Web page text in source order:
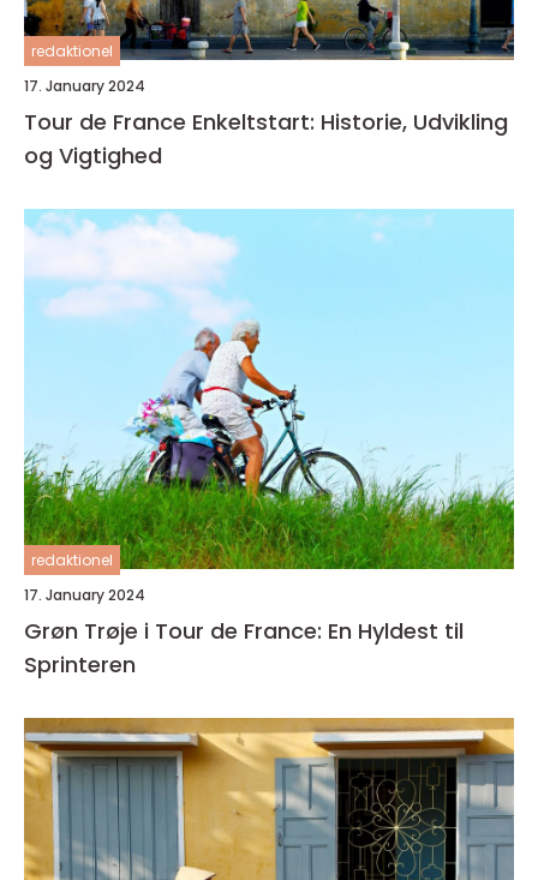
redaktionel
17. January 2024
Tour de France Enkeltstart: Historie, Udvikling
og Vigtighed
redaktionel
17. January 2024
Grøn Trøje i Tour de France: En Hyldest til
Sprinteren